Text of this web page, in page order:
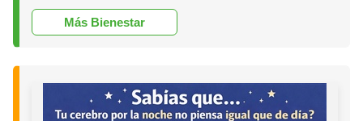
Más Bienestar